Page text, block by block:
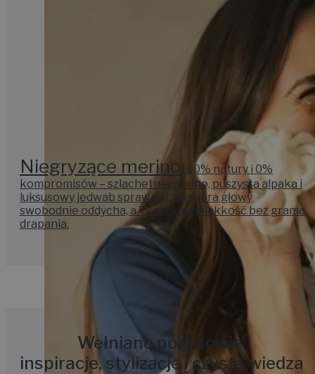
Niegryzące merino 100% natury i 0%
kompromisów – szlachetne merino, puszysta alpaka i
luksusowy jedwab sprawiają, że skóra głowy
swobodnie oddycha, a Ty czujesz miękkość bez grama
drapania.
Wełniane pogotowie:
inspiracje, stylizacje i czysta wiedza